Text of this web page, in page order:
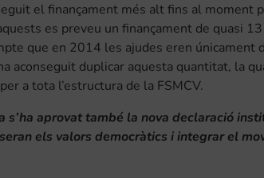
el finançament més alt fins al
es preveu un finançament de quasi
que en 2014 les ajudes eren únicament
aconseguit duplicar aquesta quantitat, la
a tota l’estructura de la FSMCV.
s’ha aprovat també la nova declaració
els valors democràtics i integrar el